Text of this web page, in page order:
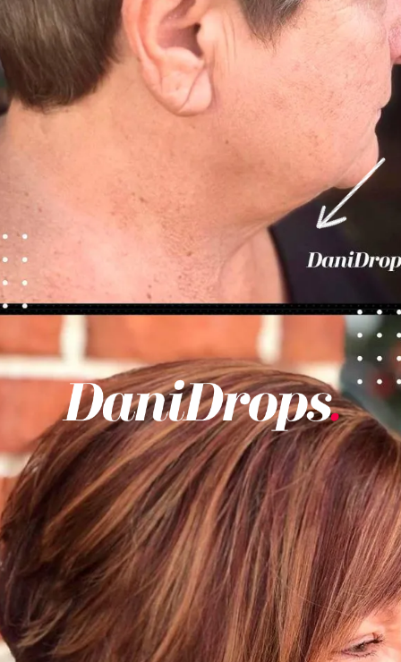
Ouverture https://danidrops.com.br/fr/categorie/cheveu/